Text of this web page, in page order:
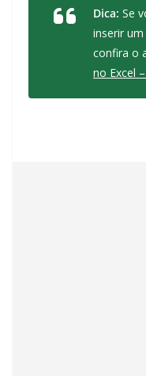
Dica: Se
inserir
confira o
no Excel